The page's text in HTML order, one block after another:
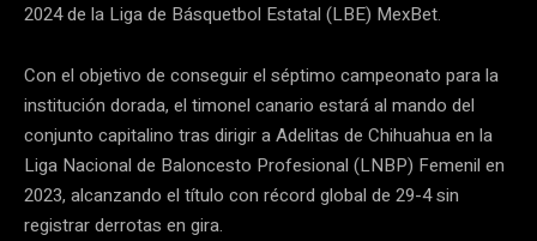
2024 de la Liga de Básquetbol Estatal (LBE) MexBet.
Con el objetivo de conseguir el séptimo campeonato para la
institución dorada, el timonel canario estará al mando del
conjunto capitalino tras dirigir a Adelitas de Chihuahua en la
Liga Nacional de Baloncesto Profesional (LNBP) Femenil en
2023, alcanzando el título con récord global de 29-4 sin
registrar derrotas en gira.